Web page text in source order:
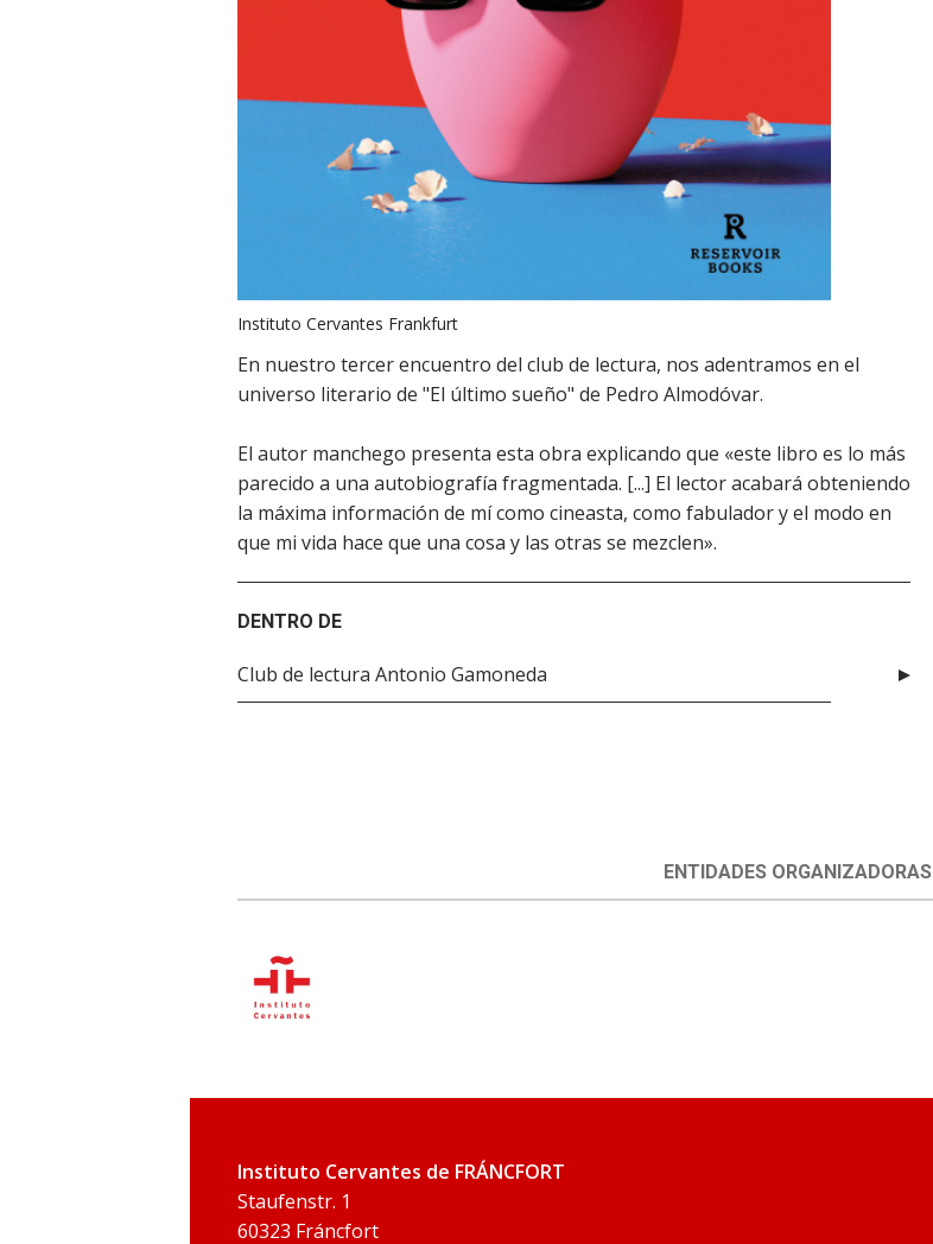
Instituto Cervantes Frankfurt
En nuestro tercer encuentro del club de lectura, nos adentramos en el
universo literario de "El último sueño" de Pedro Almodóvar.
El autor manchego presenta esta obra explicando que «este libro es lo más
parecido a una autobiografía fragmentada. [...] El lector acabará obteniendo
la máxima información de mí como cineasta, como fabulador y el modo en
que mi vida hace que una cosa y las otras se mezclen».
DENTRO DE
Club de lectura Antonio Gamoneda
ENTIDADES ORGANIZADORAS
Instituto Cervantes de FRÁNCFORT
Staufenstr. 1
60323 Fráncfort